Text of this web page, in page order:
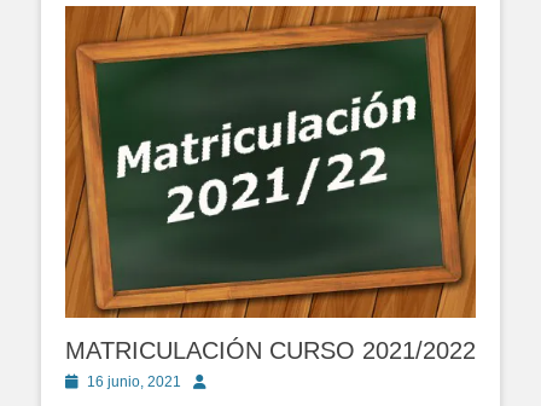
MATRICULACIÓN CURSO 2021/2022
Publicado
16 junio, 2021 Autor